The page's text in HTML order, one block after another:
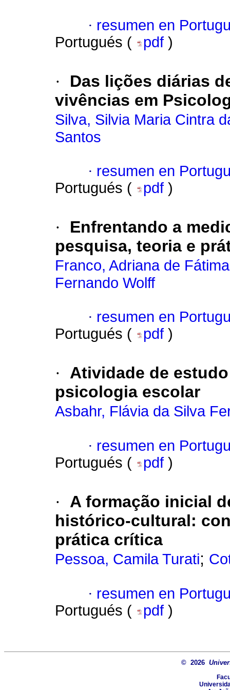
· resumen en
Portugués (
pdf )
·
Das lições diárias
vivências em
Silva, Silvia Maria Cintra
Santos
· resumen en
Portugués (
pdf )
·
Enfrentando a
pesquisa, teoria e
Franco, Adriana de Fátima
Fernando Wolff
· resumen en
Portugués (
pdf )
·
Atividade de
psicologia escolar
Asbahr, Flávia da Silva
· resumen en
Portugués (
pdf )
·
A formação inicial
histórico-cultural:
prática crítica
Pessoa, Camila Turati;
· resumen en
Portugués (
pdf )
© 2026